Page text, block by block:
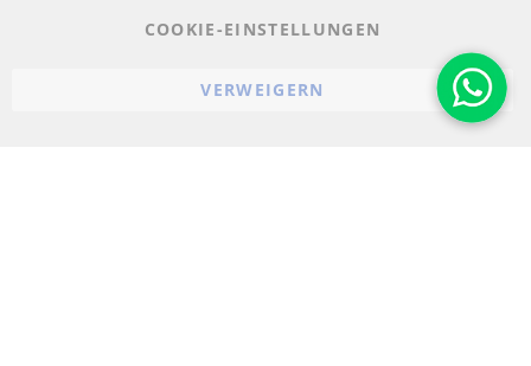
COOKIE-EINSTELLUNGEN
VERWEIGERN